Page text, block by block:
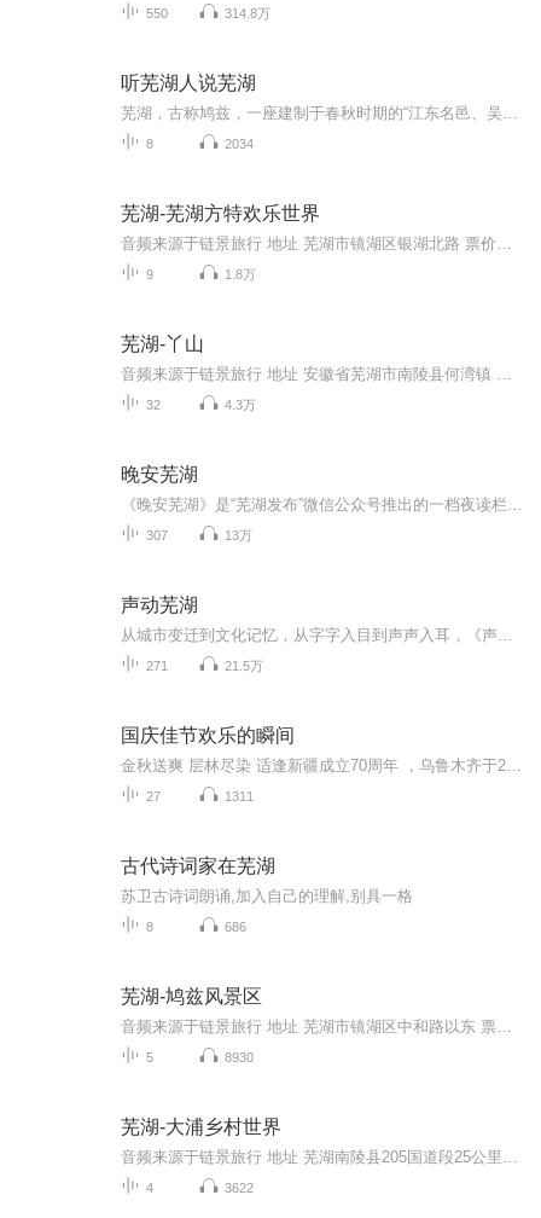
550 314.8万
听芜湖人说芜湖
8 2034
芜湖-芜湖方特欢乐世界
9 1.8万
芜湖-丫山
32 4.3万
晚安芜湖
307 13万
声动芜湖
271 21.5万
国庆佳节欢乐的瞬间
27 1311
古代诗词家在芜湖
苏卫古诗词朗诵,加入自己的理解,别具一格
8 686
芜湖-鸠兹风景区
5 8930
芜湖-大浦乡村世界
4 3622